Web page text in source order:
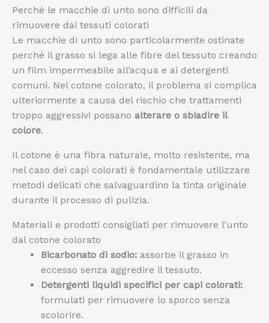
Perché le macchie di unto sono difficili da
rimuovere dai tessuti colorati
Le macchie di unto sono particolarmente ostinate
perché il grasso si lega alle fibre del tessuto creando
un film impermeabile all’acqua e ai detergenti
comuni. Nel cotone colorato, il problema si complica
ulteriormente a causa del rischio che trattamenti
troppo aggressivi possano alterare o sbiadire il
colore.
Il cotone è una fibra naturale, molto resistente, ma
nel caso dei capi colorati è fondamentale utilizzare
metodi delicati che salvaguardino la tinta originale
durante il processo di pulizia.
Materiali e prodotti consigliati per rimuovere l’unto
dal cotone colorato
Bicarbonato di sodio: assorbe il grasso in
eccesso senza aggredire il tessuto.
Detergenti liquidi specifici per capi colorati:
formulati per rimuovere lo sporco senza
scolorire.